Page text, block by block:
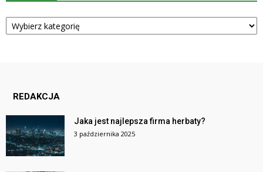
Kategorie
REDAKCJA
Jaka jest najlepsza firma herbaty?
3 października 2025